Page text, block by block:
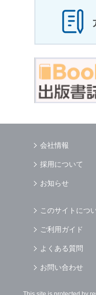
会社情報
採用について
お知らせ
このサイトにつ
ご利用ガイド
よくある質問
お問い合わせ